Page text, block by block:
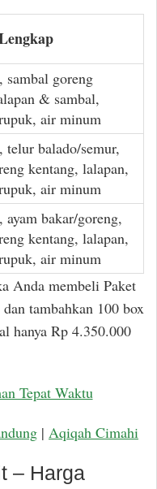
sambal goreng
& sambal,
air minum
telur balado/semur,
kentang, lalapan,
air minum
bakar/goreng,
kentang, lalapan,
air minum
Anda membeli Paket
tambahkan 100 box
hanya Rp 4.350.000
Tepat Waktu
| Aqiqah Cimahi
– Harga